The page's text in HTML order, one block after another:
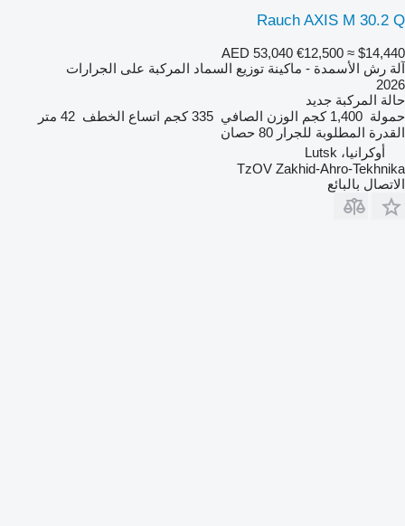
Rauch AXIS M 30.2 Q
AED 53,040 €12,500 ≈ $14,440
آلة رش الأسمدة - ماكينة توزيع السماد المركبة على الجرارات
2026
حالة المركبة جديد
حمولة 1,400 كجم الوزن الصافي 335 كجم اتساع الخطف 42 متر
القدرة المطلوبة للجرار 80 حصان
أوكرانيا، Lutsk
TzOV Zakhid-Ahro-Tekhnika
الاتصال بالبائع